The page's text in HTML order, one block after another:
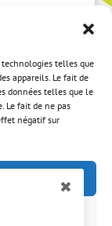
telles que
appareils. Le fait de
données telles que le
Le fait de ne pas
négatif sur